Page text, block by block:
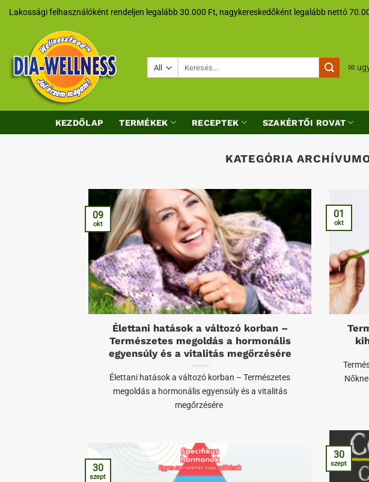
SkipLakossági felhasználóként rendeljen legalább 30.000 Ft, nagykereskedőként legalább nettó
✉
KEZDŐLAP TERMÉKEK RECEPTEK SZAKÉRTŐI ROVAT
KATEGÓRIA
Élettani hatások a változó korban –
Természetes megoldás a hormonális
egyensúly és a vitalitás megőrzésére
Élettani hatások a változó korban – Természetes
megoldás a hormonális egyensúly és a vitalitás
megőrzésére
09
okt
01
okt
30
szept
30
szept